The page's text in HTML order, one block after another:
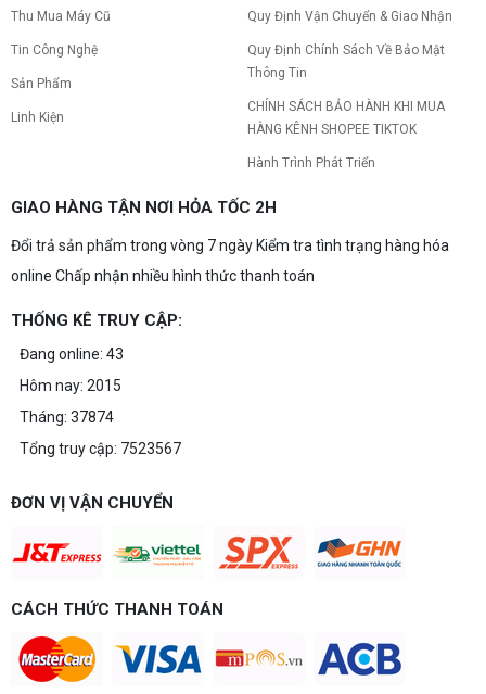
Thu Mua Máy Cũ
Tin Công Nghệ
Sản Phẩm
Linh Kiện
Quy Định Vận Chuyển & Giao Nhận
Quy Định Chính Sách Về Bảo Mật
Thông Tin
CHÍNH SÁCH BẢO HÀNH KHI MUA
HÀNG KÊNH SHOPEE TIKTOK
Hành Trình Phát Triển
GIAO HÀNG TẬN NƠI HỎA TỐC 2H
Đổi trả sản phẩm trong vòng 7 ngày Kiểm tra tình trạng hàng hóa
online Chấp nhận nhiều hình thức thanh toán
THỐNG KÊ TRUY CẬP:
Đang online: 43
Hôm nay: 2015
Tháng: 37874
Tổng truy cập: 7523567
ĐƠN VỊ VẬN CHUYỂN
CÁCH THỨC THANH TOÁN